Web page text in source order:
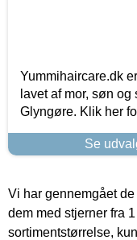
Yummihaircare.dk
lavet af mor, søn
Glyngøre. Klik her
Se
Vi har gennemgået
dem med stjerner fra
sortimentstørrelse,